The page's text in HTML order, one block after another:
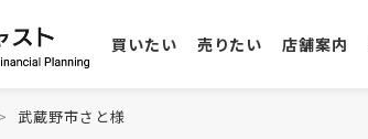
買いたい 売りたい 店舗案内
武蔵野市さと様